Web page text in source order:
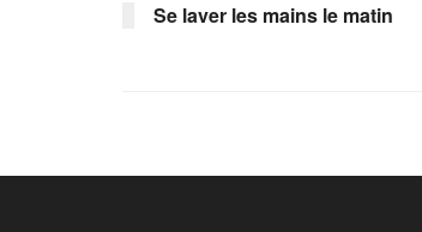
Se laver les mains le matin